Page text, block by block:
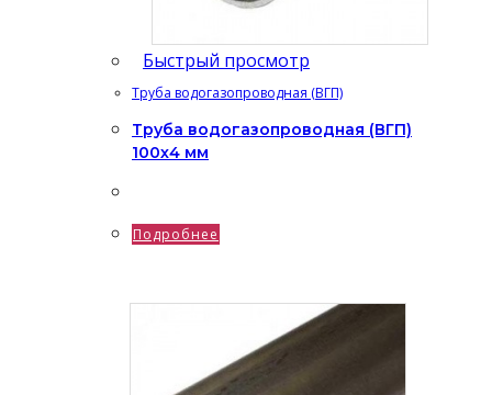
Быстрый просмотр
Труба водогазопроводная (ВГП)
Труба водогазопроводная (ВГП)
100х4 мм
Подробнее